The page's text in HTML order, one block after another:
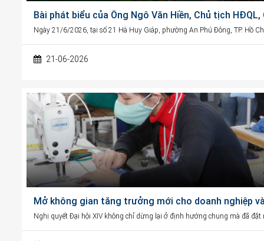
Bài phát biểu của Ông Ngô Văn Hiền, Chủ tịch
Ngày 21/6/2026, tại số 21 Hà Huy Giáp, phường An Phú Đông, TP. Hồ
21-06-2026
Mở không gian tăng trưởng mới cho doanh nghiệp
Nghị quyết Đại hội XIV không chỉ dừng lại ở định hướng chung mà đã đặt